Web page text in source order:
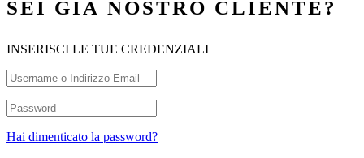
SEI GIÀ NOSTRO CLIENTE?
INSERISCI LE TUE CREDENZIALI
Hai dimenticato la password?